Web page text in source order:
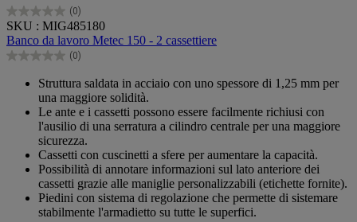
(0)
0.0
su
5
stelle.
SKU : MIG485180
Banco da lavoro Metec 150 - 2 cassettiere
(0)
0.0
Struttura saldata in acciaio con uno spessore di 1,25 mm per
una maggiore solidità.
Le ante e i cassetti possono essere facilmente richiusi con
l'ausilio di una serratura a cilindro centrale per una maggiore
sicurezza.
Cassetti con cuscinetti a sfere per aumentare la capacità.
Possibilità di annotare informazioni sul lato anteriore dei
cassetti grazie alle maniglie personalizzabili (etichette fornite).
Piedini con sistema di regolazione che permette di sistemare
stabilmente l'armadietto su tutte le superfici.